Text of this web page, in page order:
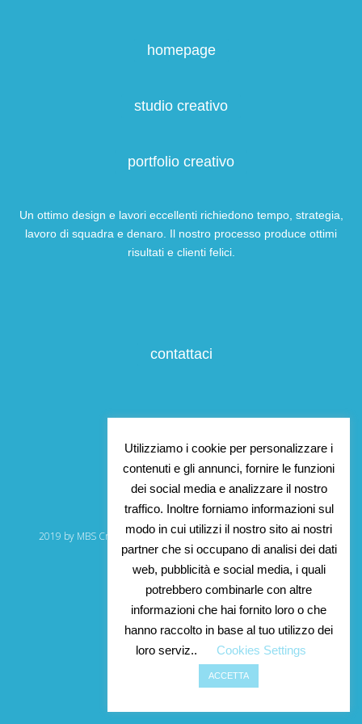
homepage
studio creativo
portfolio creativo
Un ottimo design e lavori eccellenti richiedono tempo, strategia,
lavoro di squadra e denaro. Il nostro processo produce ottimi
risultati e clienti felici.
contattaci
2019 by MBS Creations. P. Iva 07137571217 – All Right reserved.
twitterfacebookinstagram
Utilizziamo i cookie per personalizzare i
contenuti e gli annunci, fornire le funzioni
dei social media e analizzare il nostro
traffico. Inoltre forniamo informazioni sul
modo in cui utilizzi il nostro sito ai nostri
partner che si occupano di analisi dei dati
web, pubblicità e social media, i quali
potrebbero combinarle con altre
informazioni che hai fornito loro o che
hanno raccolto in base al tuo utilizzo dei
loro serviz..
Cookies Settings
ACCETTA